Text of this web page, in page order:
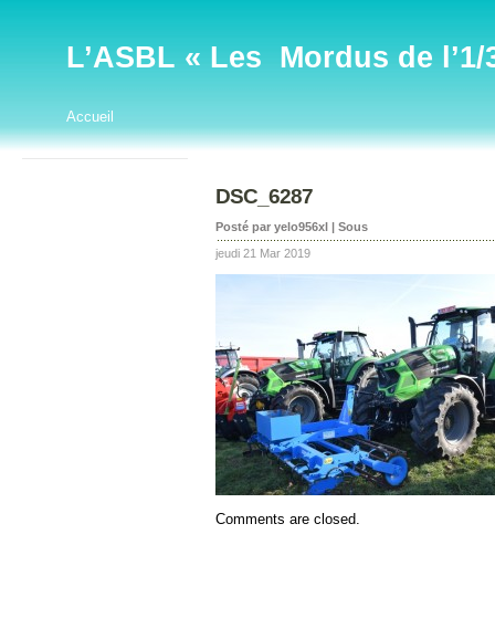
L’ASBL « Les Mordus de l’1/
Accueil
DSC_6287
Posté par yelo956xl | Sous
jeudi 21 Mar 2019
Comments are closed.